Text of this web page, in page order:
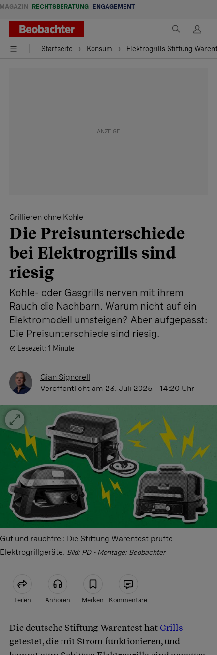
MAGAZIN RECHTSBERATUNG ENGAGEMENT
Startseite Konsum Elektrogrills Stiftung
Grillieren ohne Kohle
Die Preisunterschiede
bei Elektrogrills sind
riesig
Kohle- oder Gasgrills nerven mit ihrem
Rauch die Nachbarn. Warum nicht auf ein
Elektromodell umsteigen? Aber aufgepasst:
Die Preisunterschiede sind riesig.
Lesezeit: 1 Minute
Gian Signorell
Veröffentlicht am 23. Juli 2025 - 14:20 Uhr
Gut und rauchfrei: Die Stiftung Warentest prüfte
Elektrogrillgeräte. Bild: PD - Montage: Beobachter
Teilen Anhören Merken Kommentare
Artikel teilen
Die deutsche Stiftung Warentest hat Grills
getestet, die mit Strom funktionieren, und